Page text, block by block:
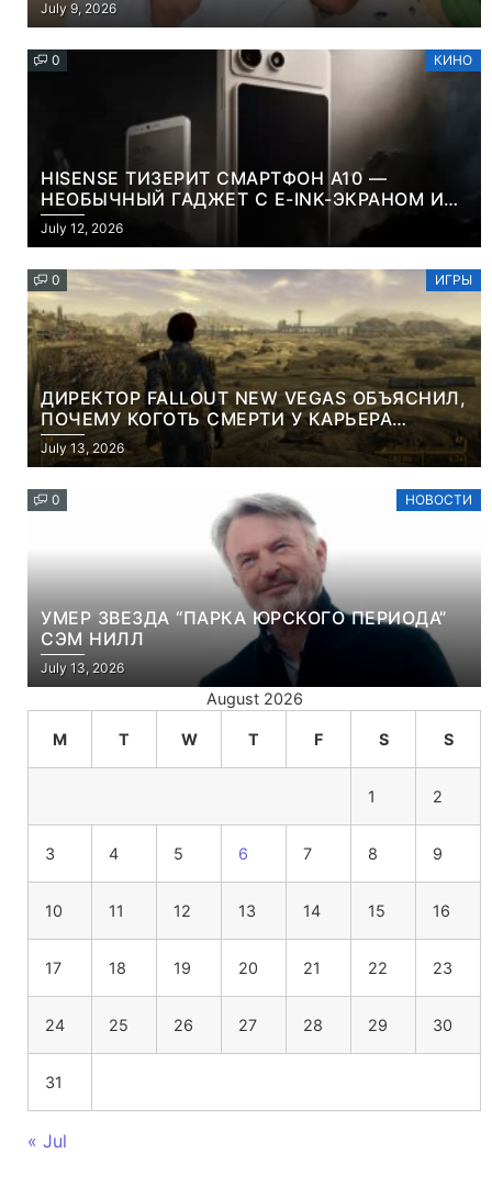
July 9, 2026
0 КИНО
HISENSE ТИЗЕРИТ СМАРТФОН A10 —
НЕОБЫЧНЫЙ ГАДЖЕТ С E-INK-ЭКРАНОМ И
СЪЕМНОЙ LCD-ПАНЕЛЬЮ ДЛЯ ЦВЕТНОГО
КОНТЕНТА И СОЦСЕТЕЙ
July 12, 2026
0 ИГРЫ
ДИРЕКТОР FALLOUT NEW VEGAS ОБЪЯСНИЛ,
ПОЧЕМУ КОГОТЬ СМЕРТИ У КАРЬЕРА
НАМЕРЕННО СНОСИТ ВАМ ГОЛОВУ
July 13, 2026
0 НОВОСТИ
УМЕР ЗВЕЗДА “ПАРКА ЮРСКОГО ПЕРИОДА”
СЭМ НИЛЛ
July 13, 2026
August 2026
M T W T F S S
1 2
3 4 5 6 7 8 9
10 11 12 13 14 15 16
17 18 19 20 21 22 23
24 25 26 27 28 29 30
31
« Jul